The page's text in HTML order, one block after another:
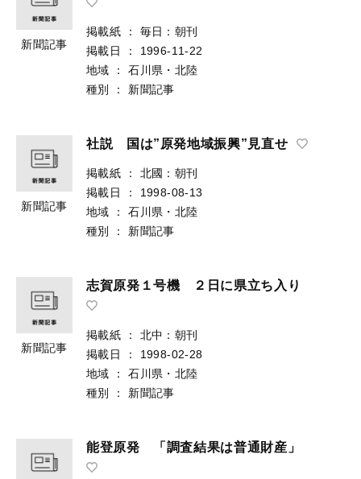
新聞記事
掲載紙 ：
毎日：朝刊
掲載日
：
1996-11-22
地域
：
石川県・北陸
種別
： 新聞記事
新聞記事
社説 国は”原発地域振興”見直せ
掲載紙 ：
北國：朝刊
掲載日
：
1998-08-13
地域
：
石川県・北陸
種別
： 新聞記事
新聞記事
志賀原発１号機 ２日に県立ち入り
掲載紙 ：
北中：朝刊
掲載日
：
1998-02-28
地域
：
石川県・北陸
種別
： 新聞記事
能登原発 「調査結果は普通財産」